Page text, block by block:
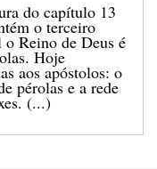
narrava-nos o
uma grande
com a
A esse
episódio de
o mar. [...]